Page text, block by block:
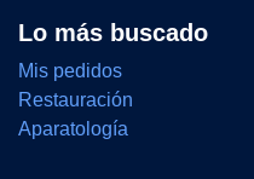
Lo más buscado
Mis pedidos
Restauración
Aparatología